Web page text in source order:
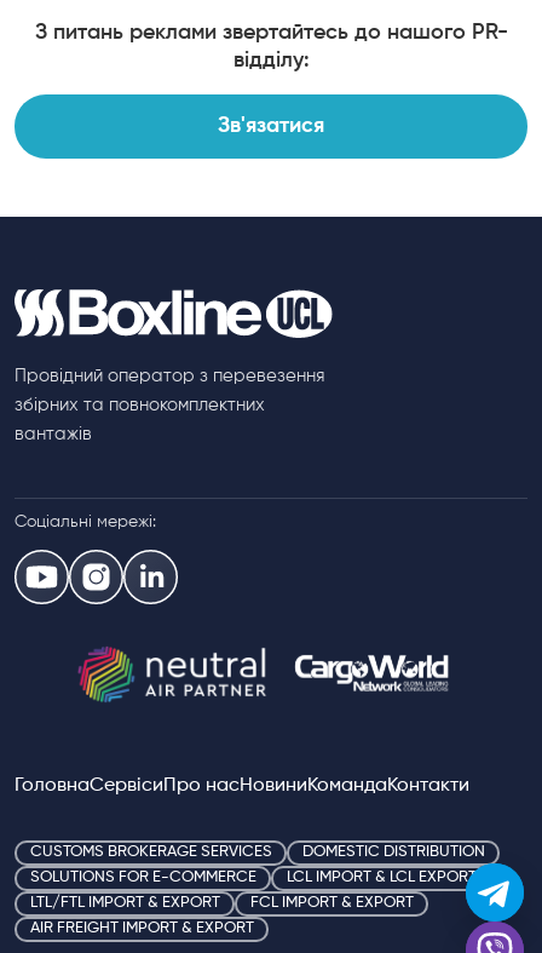
З питань реклами звертайтесь до нашого PR-
відділу:
Зв'язатися
Провідний оператор з перевезення
збірних та повнокомплектних
вантажів
Соціальні мережі:
ГоловнаСервіси Про насНовиниКомандаКонтакти
CUSTOMS BROKERAGE SERVICES
DOMESTIC DISTRIBUTION
SOLUTIONS FOR E-COMMERCE
LCL IMPORT & LCL EXPORT
LTL/FTL IMPORT & EXPORT
FCL IMPORT & EXPORT
AIR FREIGHT IMPORT & EXPORT